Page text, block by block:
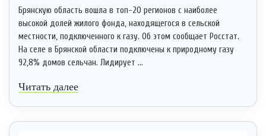
Брянскую область вошла в топ-20 регионов с наиболее
высокой долей жилого фонда, находящегося в сельской
местности, подключенного к газу. Об этом сообщает Росстат.
На селе в Брянской области подключены к природному газу
92,8% домов сельчан. Лидирует ...
Читать далее